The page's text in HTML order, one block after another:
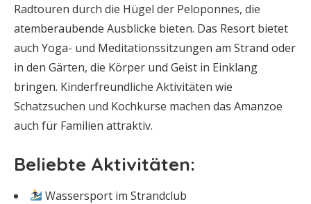
Radtouren durch die Hügel der Peloponnes, die
atemberaubende Ausblicke bieten. Das Resort bietet
auch Yoga- und Meditationssitzungen am Strand oder
in den Gärten, die Körper und Geist in Einklang
bringen. Kinderfreundliche Aktivitäten wie
Schatzsuchen und Kochkurse machen das Amanzoe
auch für Familien attraktiv.
Beliebte Aktivitäten:
Wassersport im Strandclub